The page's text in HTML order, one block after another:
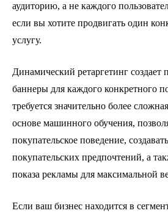
аудиторию, а не каждого
если вы хотите продвигать один
услугу.
Динамический ретаргетинг создает
баннеры для каждого конкретного
требуется значительно более
основе машинного обучения,
покупательское поведение,
покупательских предпочтений, а
показа рекламы для максимальной
Если ваш бизнес находится в